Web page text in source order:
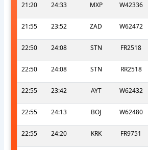
21:20
24:33 MXP W42336
21:55 23:52 ZAD W62472
22:50 24:08 STN FR2518
22:50 24:08 STN RR2518
22:55 23:42 AYT W62432
22:55 24:13 BOJ W62480
22:55 24:20 KRK FR9751